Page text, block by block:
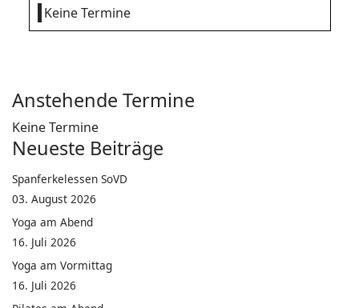
Keine Termine
Anstehende Termine
Keine Termine
Neueste Beiträge
Spanferkelessen SoVD
03. August 2026
Yoga am Abend
16. Juli 2026
Yoga am Vormittag
16. Juli 2026